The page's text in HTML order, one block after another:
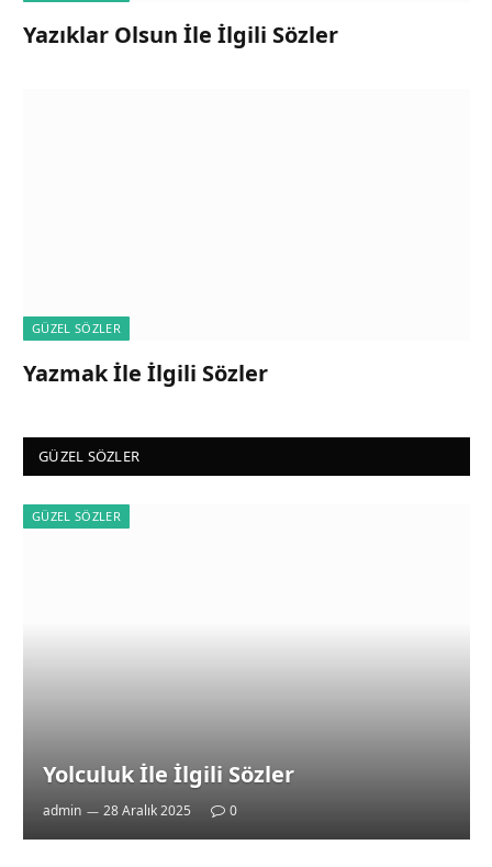
Yazıklar Olsun İle İlgili Sözler
GÜZEL SÖZLER
Yazmak İle İlgili Sözler
GÜZEL SÖZLER
GÜZEL SÖZLER
Yolculuk İle İlgili Sözler
admin 28 Aralık 2025 0